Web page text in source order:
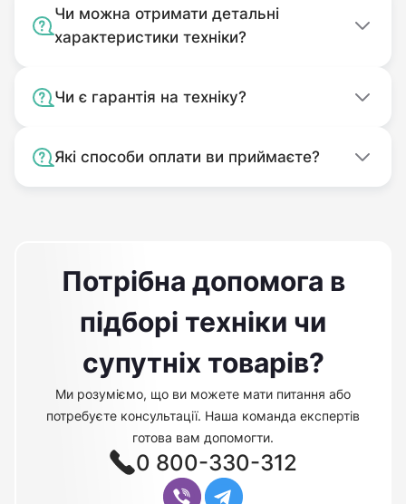
Чи можна отримати детальні
характеристики техніки?
Чи є гарантія на техніку?
Які способи оплати ви приймаєте?
Потрібна допомога в
підборі техніки чи
супутніх товарів?
Ми розуміємо, що ви можете мати питання або
потребуєте консультації. Наша команда експертів
готова вам допомогти.
0 800-330-312